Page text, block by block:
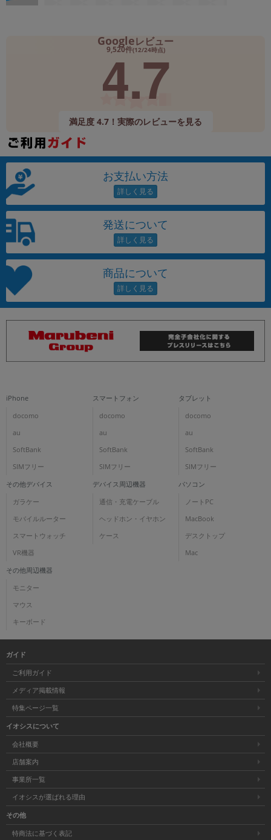
Googleレビュー
9,520件(12/24時点)
4.7
満足度 4.7！実際のレビューを見る
お支払い方法
発送について
商品について
iPhone
docomo
au
SoftBank
SIMフリー
スマートフォン
docomo
au
SoftBank
SIMフリー
タブレット
docomo
au
SoftBank
SIMフリー
その他デバイス
ガラケー
モバイルルーター
スマートウォッチ
VR機器
デバイス周辺機器
通信・充電ケーブル
ヘッドホン・イヤホン
ケース
パソコン
ノートPC
MacBook
デスクトップ
Mac
その他周辺機器
モニター
マウス
キーボード
ガイド
ご利用ガイド
メディア掲載情報
特集ページ一覧
イオシスについて
会社概要
店舗案内
事業所一覧
イオシスが選ばれる理由
その他
特商法に基づく表記